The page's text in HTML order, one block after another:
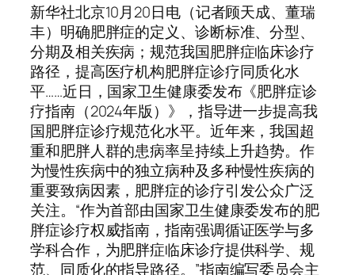
新华社北京10月20日电（记者顾天成、董瑞
丰）明确肥胖症的定义、诊断标准、分型、
分期及相关疾病；规范我国肥胖症临床诊疗
路径，提高医疗机构肥胖症诊疗同质化水
平……近日，国家卫生健康委发布《肥胖症诊
疗指南（2024年版）》，指导进一步提高我
国肥胖症诊疗规范化水平。近年来，我国超
重和肥胖人群的患病率呈持续上升趋势。作
为慢性疾病中的独立病种及多种慢性疾病的
重要致病因素，肥胖症的诊疗引发公众广泛
关注。“作为首部由国家卫生健康委发布的肥
胖症诊疗权威指南，指南强调循证医学与多
学科合作，为肥胖症临床诊疗提供科学、规
范、同质化的指导路径。”指南编写委员会主